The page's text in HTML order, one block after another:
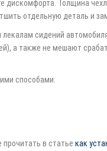
дискомфорта. Толщина
отдельную деталь и
сидений
а также не мешают
способами:
в статье как